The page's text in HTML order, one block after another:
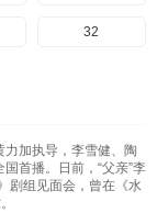
32
44
加执导，李雪健、陶
首播。日前，“父亲”李
剧组见面会，曾在《水